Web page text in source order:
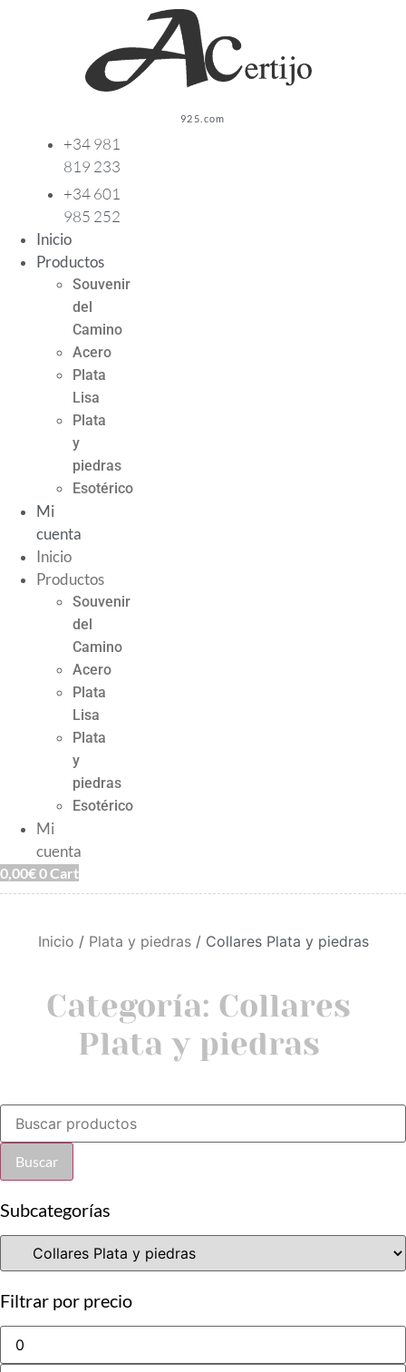
925.com
+34 981
819 233
+34 601
985 252
Inicio
Productos
Souvenir
del
Camino
Acero
Plata
Lisa
Plata
y
piedras
Esotérico
Mi
cuenta
Inicio
Productos
Souvenir
del
Camino
Acero
Plata
Lisa
Plata
y
piedras
Esotérico
Mi
cuenta
0,00€0Cart
Inicio / Plata y piedras/ Collares Plata y piedras
Categoría: Collares
Plata y piedras
Búsqueda
productos
Buscar
Subcategorías
Filtrar por precio
Precio
mínimo